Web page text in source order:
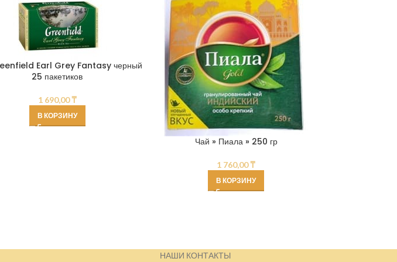
Earl Grey Fantasy черный
25 пакетиков
1 690,00₸
В КОРЗИНУ
Чай » Пиала » 250 гр
1 760,00₸
В КОРЗИНУ
НАШИ КОНТАКТЫ